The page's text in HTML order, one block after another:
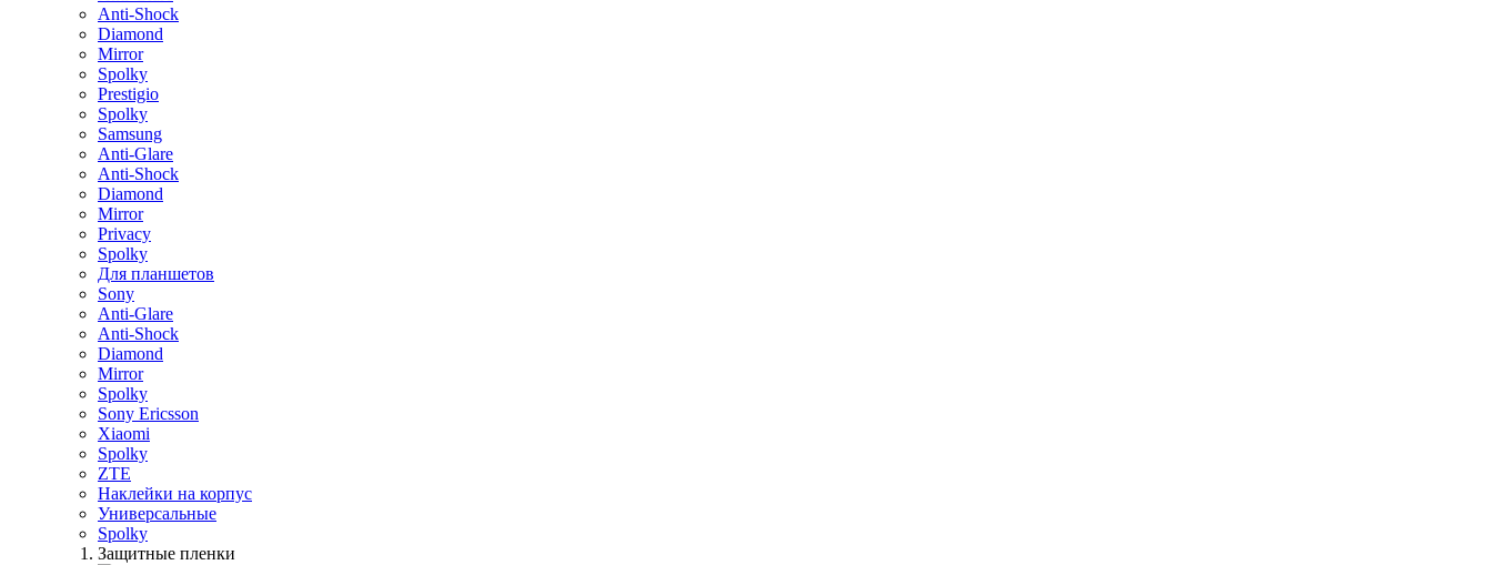
Anti-Shock
Diamond
Mirror
Spolky
Prestigio
Spolky
Samsung
Anti-Glare
Anti-Shock
Diamond
Mirror
Privacy
Spolky
Для планшетов
Sony
Anti-Glare
Anti-Shock
Diamond
Mirror
Spolky
Sony Ericsson
Xiaomi
Spolky
ZTE
Наклейки на корпус
Универсальные
Spolky
Защитные пленки